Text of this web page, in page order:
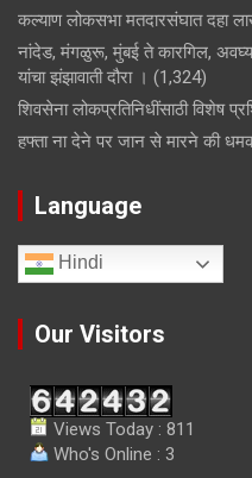
कल्याण लोकसभा मतदारसंघात दहा
नांदेड, मंगळुरू, मुंबई ते कारगिल,
यांचा झंझावाती दौरा । (1,324)
शिवसेना लोकप्रतिनिधींसाठी विशेष
हफ्ता ना देने पर जान से मारने की
Language
Hindi
Our Visitors
Views Today : 811
Who's Online : 3